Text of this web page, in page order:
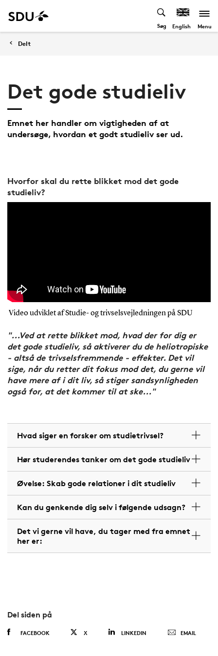
Søg English Menu
Delt
Det gode studieliv
Emnet her handler om vigtigheden af at
undersøge, hvordan et godt studieliv ser ud.
Hvorfor skal du rette blikket mod det gode
studieliv?
Video udviklet af Studie- og trivselsvejledningen på SDU
"...Ved at rette blikket mod, hvad der for dig er
det gode studieliv, så aktiverer du de heliotropiske
- altså de trivselsfremmende - effekter. Det vil
sige, når du retter dit fokus mod det, du gerne vil
have mere af i dit liv, så stiger sandsynligheden
også for, at det kommer til at ske..."
Hvad siger en forsker om studietrivsel?
Hør studerendes tanker om det gode studieliv
Øvelse: Skab gode relationer i dit studieliv
Kan du genkende dig selv i følgende udsagn?
Det vi gerne vil have, du tager med fra emnet
her er:
Del siden på
FACEBOOK X LINKEDIN EMAIL